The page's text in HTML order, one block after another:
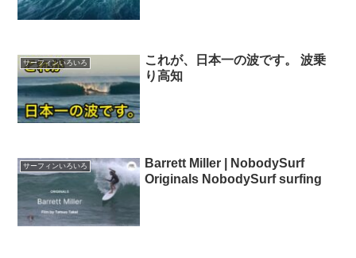
サーフィンいろいろ
これが、日本一の波です。 波乗
り高知
サーフィンいろいろ
Barrett Miller | NobodySurf
Originals NobodySurf surfing